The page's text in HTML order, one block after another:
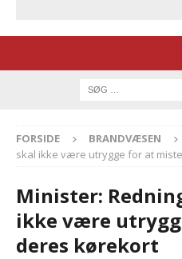
FORSIDE BRANDVÆSEN
skal ikke være utrygge for at
Minister:
ikke være
deres kørekort